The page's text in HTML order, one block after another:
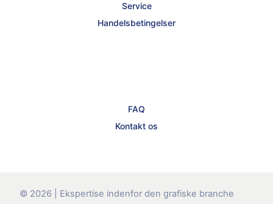
Service
Handelsbetingelser
FAQ
Kontakt os
© 2026 | Ekspertise indenfor den grafiske branche